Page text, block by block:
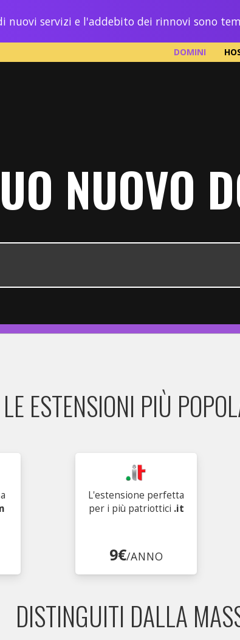
nuovi servizi e l'addebito dei rinnovi sono
DOMINI
NUOVO
LE ESTENSIONI PIÙ
L'estensione perfetta
per i più patriottici .it
9€/ANNO
DISTINGUITI DALLA